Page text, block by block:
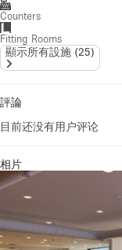
Counters
Fitting Rooms
顯示所有設施 (25)
評論
目前还没有用户评论
相片